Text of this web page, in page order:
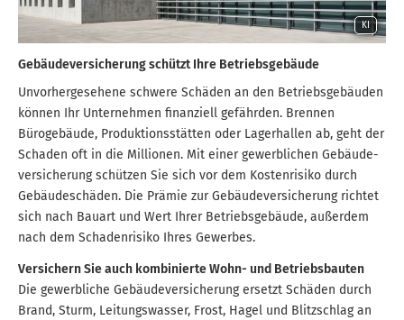
KI
Ge­bäude­ver­si­che­rung schützt Ihre Betriebsgebäude
Unvorhergesehene schwere Schäden an den Betriebsgebäuden
können Ihr Unternehmen finanziell gefährden. Brennen
Bürogebäude, Produktionsstätten oder Lagerhallen ab, geht der
Schaden oft in die Millionen. Mit einer gewerblichen Ge­bäude­
ver­si­che­rung schützen Sie sich vor dem Kostenrisiko durch
Gebäudeschäden. Die Prämie zur Ge­bäude­ver­si­che­rung richtet
sich nach Bauart und Wert Ihrer Betriebsgebäude, außerdem
nach dem Schadenrisiko Ihres Gewerbes.
Versichern Sie auch kombinierte Wohn- und Betriebsbauten
Die gewerbliche Ge­bäude­ver­si­che­rung ersetzt Schäden durch
Brand, Sturm, Leitungswasser, Frost, Hagel und Blitzschlag an